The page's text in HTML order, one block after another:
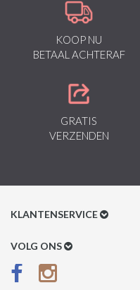
KOOP NU
BETAAL ACHTERAF
GRATIS
VERZENDEN
KLANTENSERVICE
Klantenservice
Betaalmethoden
VOLG ONS